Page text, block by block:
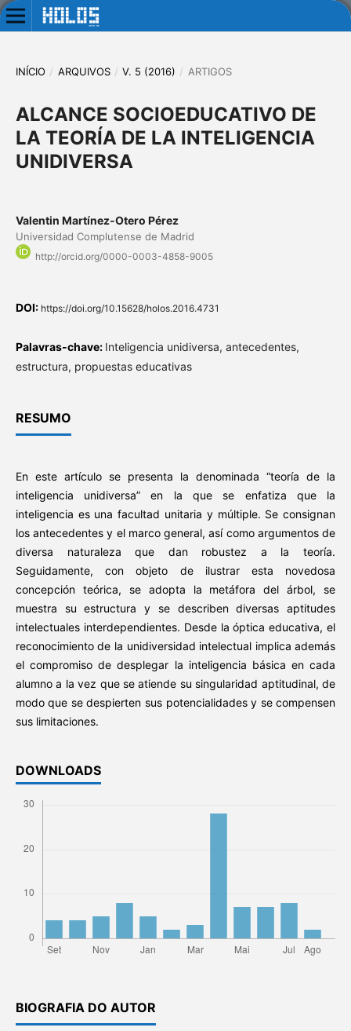
INÍCIO / ARQUIVOS / V. 5 (2016) / ARTIGOS
ALCANCE SOCIOEDUCATIVO DE
LA TEORÍA DE LA INTELIGENCIA
UNIDIVERSA
Valentin Martínez-Otero Pérez
Universidad Complutense de Madrid
http://orcid.org/0000-0003-4858-9005
DOI: https://doi.org/10.15628/holos.2016.4731
Palavras-chave: Inteligencia unidiversa, antecedentes,
estructura, propuestas educativas
RESUMO
En este artículo se presenta la denominada “teoría de la
inteligencia unidiversa” en la que se enfatiza que la
inteligencia es una facultad unitaria y múltiple. Se consignan
los antecedentes y el marco general, así como argumentos de
diversa naturaleza que dan robustez a la teoría.
Seguidamente, con objeto de ilustrar esta novedosa
concepción teórica, se adopta la metáfora del árbol, se
muestra su estructura y se describen diversas aptitudes
intelectuales interdependientes. Desde la óptica educativa, el
reconocimiento de la unidiversidad intelectual implica además
el compromiso de desplegar la inteligencia básica en cada
alumno a la vez que se atiende su singularidad aptitudinal, de
modo que se despierten sus potencialidades y se compensen
sus limitaciones.
DOWNLOADS
BIOGRAFIA DO AUTOR